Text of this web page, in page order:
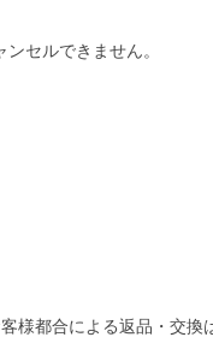
セルできません。
様都合による返品・交換